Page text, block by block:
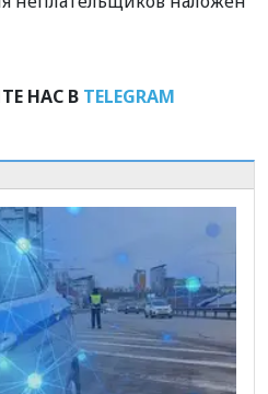
НАС В TELEGRAM